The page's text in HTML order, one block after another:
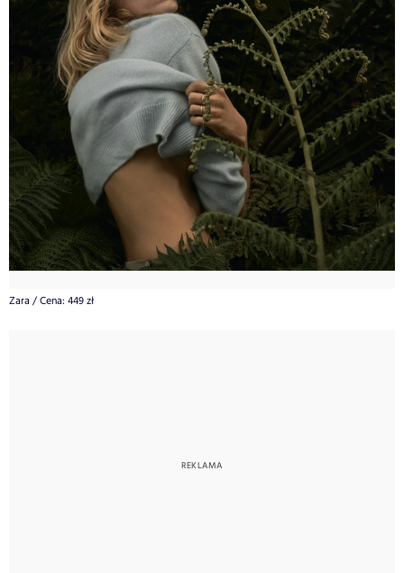
Zara /Cena: 449 zł